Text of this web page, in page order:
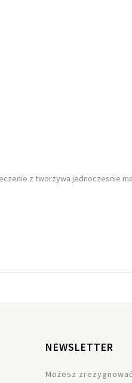
z tworzywa jednoczesnie
NEWSLETTER
Możesz